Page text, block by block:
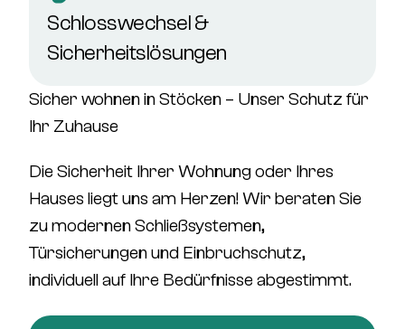
Schlosswechsel &
Sicherheitslösungen
Sicher wohnen in Stöcken – Unser Schutz für
Ihr Zuhause
Die Sicherheit Ihrer Wohnung oder Ihres
Hauses liegt uns am Herzen! Wir beraten Sie
zumodernen Schließsystemen,
Türsicherungen und Einbruchschutz,
individuell auf Ihre Bedürfnisse abgestimmt.